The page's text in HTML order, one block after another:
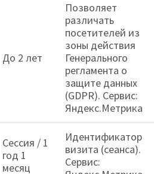
До 2 лет
Позволяет
различать
посетителей из
зоны действия
Генерального
регламента о
защите данных
(GDPR). Сервис:
Яндекс.Метрика
Сессия / 1
год 1
месяц
Идентификатор
визита (сеанса).
Сервис: